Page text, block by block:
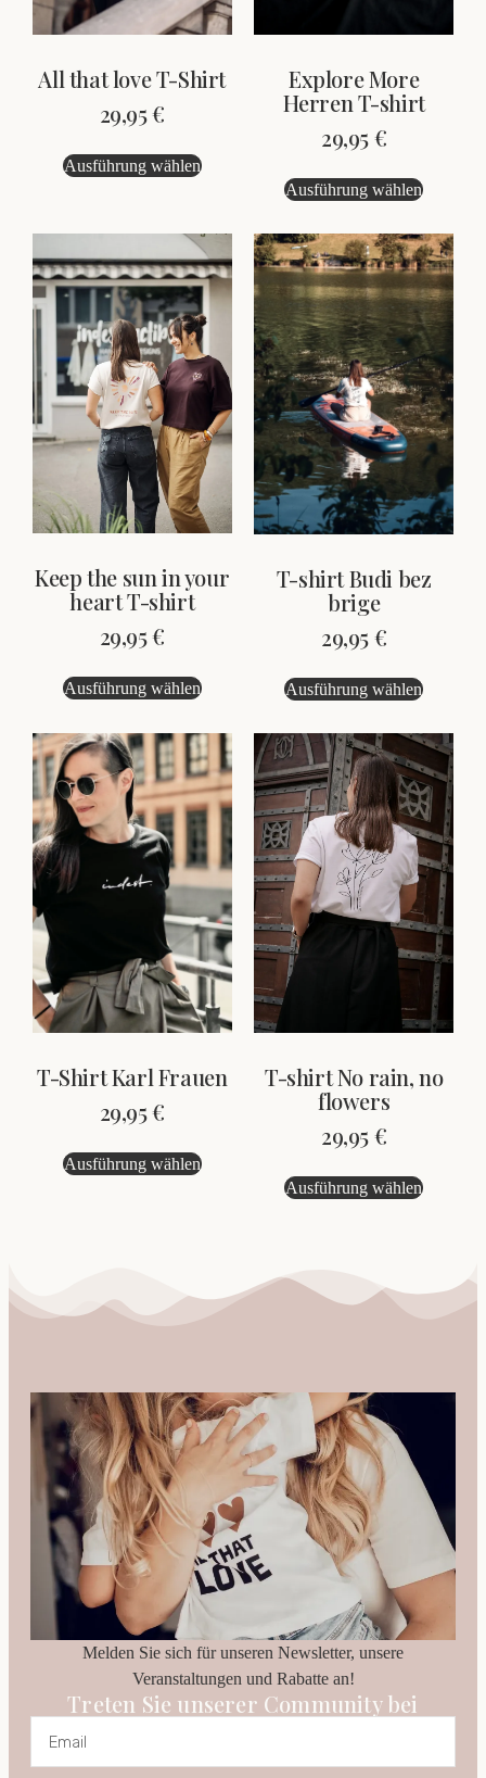
All that love T-Shirt
29,95€
Ausführung wählen
Explore More
Herren T-shirt
29,95€
Ausführung wählen
Keep the sun in your
heart T-shirt
29,95€
Ausführung wählen
T-shirt Budi bez
brige
29,95€
Ausführung wählen
T-Shirt Karl Frauen
29,95€
Ausführung wählen
T-shirt No rain, no
flowers
29,95€
Ausführung wählen
Melden Sie sich für unseren Newsletter, unsere
Veranstaltungen und Rabatte an!
Treten Sie unserer Community bei